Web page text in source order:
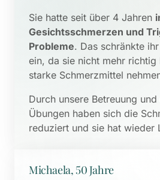
Sie hatte seit über 4 Jahren
Gesichtsschmerzen und
Probleme. Das schränkte
ein, da sie nicht mehr richtig
starke Schmerzmittel
Durch unsere Betreuung
Übungen haben sich die
reduziert und sie hat wieder
Michaela, 50 Jahre